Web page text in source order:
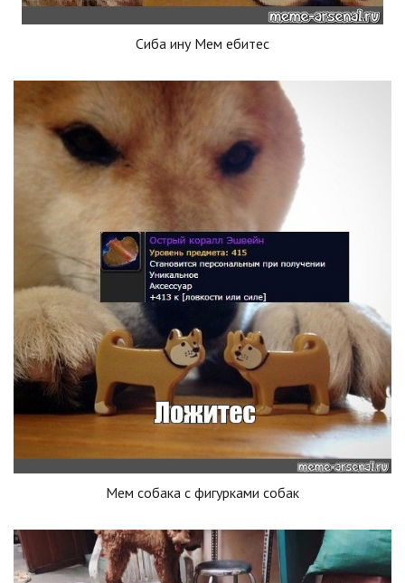
Сиба ину Мем ебитес
Мем собака с фигурками собак